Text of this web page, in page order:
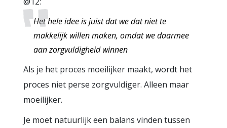
Het hele idee is juist dat we dat niet te
makkelijk willen maken, omdat we daarmee
aan zorgvuldigheid winnen
Als je het proces moeilijker maakt, wordt het
proces niet perse zorgvuldiger. Alleen maar
moeilijker.
Je moet natuurlijk een balans vinden tussen